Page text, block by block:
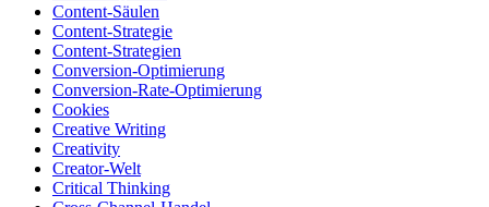
Content-Säulen
Content-Strategie
Content-Strategien
Conversion-Optimierung
Conversion-Rate-Optimierung
Cookies
Creative Writing
Creativity
Creator-Welt
Critical Thinking